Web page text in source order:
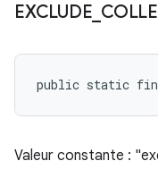
EXCLUDE
public static final
Valeur constante :